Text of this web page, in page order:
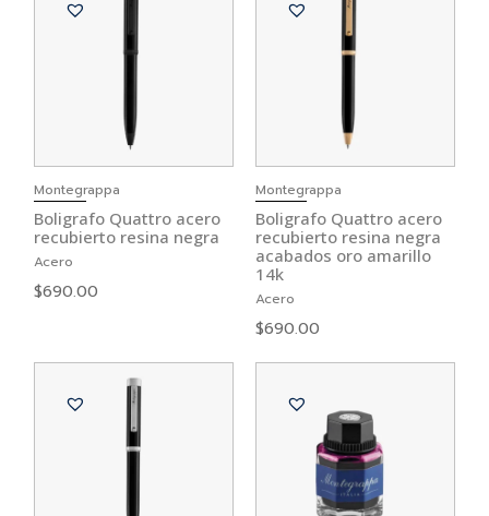
Montegrappa
Boligrafo Quattro acero
recubierto resina negra
Acero
$690.00
Montegrappa
Boligrafo Quattro acero
recubierto resina negra
acabados oro amarillo
14k
Acero
$690.00